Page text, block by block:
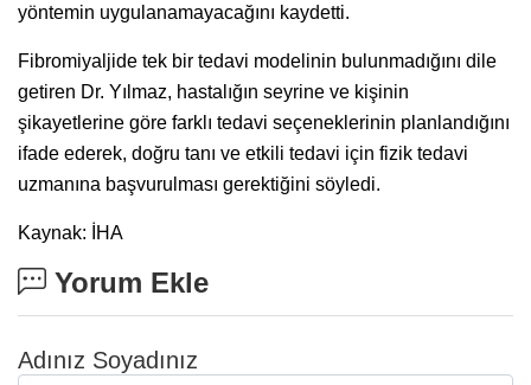
yöntemin uygulanamayacağını kaydetti.
Fibromiyaljide tek bir tedavi modelinin bulunmadığını dile
getiren Dr. Yılmaz, hastalığın seyrine ve kişinin
şikayetlerine göre farklı tedavi seçeneklerinin planlandığını
ifade ederek, doğru tanı ve etkili tedavi için fizik tedavi
uzmanına başvurulması gerektiğini söyledi.
Kaynak: İHA
Yorum Ekle
Adınız Soyadınız